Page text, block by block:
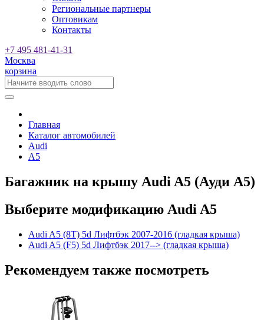
Региональные партнеры
Оптовикам
Контакты
+7 495 481-41-31
Москва
корзина
Главная
Каталог автомобилей
Audi
A5
Багажник на крышу Audi A5 (Ауди А5)
Выберите модификацию Audi A5
Audi A5 (8T) 5d Лифтбэк 2007-2016 (гладкая крыша)
Audi A5 (F5) 5d Лифтбэк 2017--> (гладкая крыша)
Рекомендуем также посмотреть